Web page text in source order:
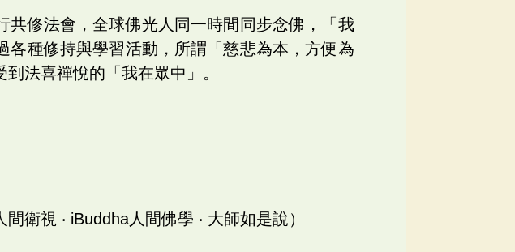
修法會，全球佛光人同一時間同步念佛，「我
種修持與學習活動，所謂「慈悲為本，方便為
法喜禪悅的「我在眾中」。
衛視 ‧ iBuddha人間佛學 ‧ 大師如是說）